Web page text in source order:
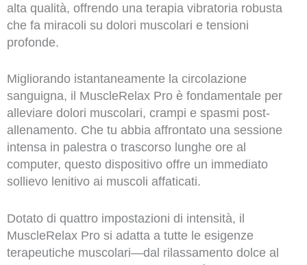
alta qualità, offrendo una terapia vibratoria robusta
che fa miracoli su dolori muscolari e tensioni
profonde.
Migliorando istantaneamente la circolazione
sanguigna, il MuscleRelax Pro è fondamentale per
alleviare dolori muscolari, crampi e spasmi post-
allenamento. Che tu abbia affrontato una sessione
intensa in palestra o trascorso lunghe ore al
computer, questo dispositivo offre un immediato
sollievo lenitivo ai muscoli affaticati.
Dotato di quattro impostazioni di intensità, il
MuscleRelax Pro si adatta a tutte le esigenze
terapeutiche muscolari—dal rilassamento dolce al